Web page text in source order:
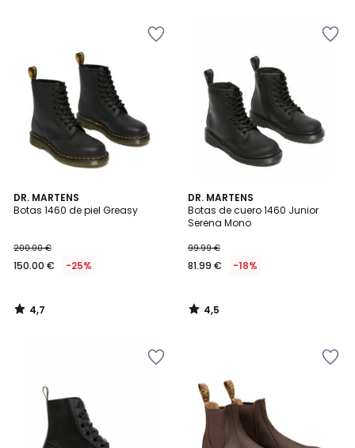
DR. MARTENS
Botas 1460 de piel Greasy
200.00 €
150.00 € -25%
4,7
/ 5
4,7
/
DR. MARTENS
Botas de cuero 1460 Junior
Serena Mono
99.99 €
81.99 € -18%
4,5
/ 5
4,5
/